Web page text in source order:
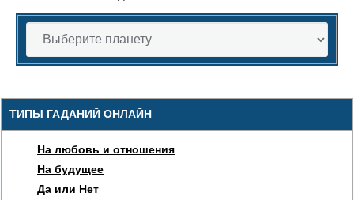
ТИПЫ ГАДАНИЙ ОНЛАЙН
На любовь и отношения
На будущее
Да или Нет